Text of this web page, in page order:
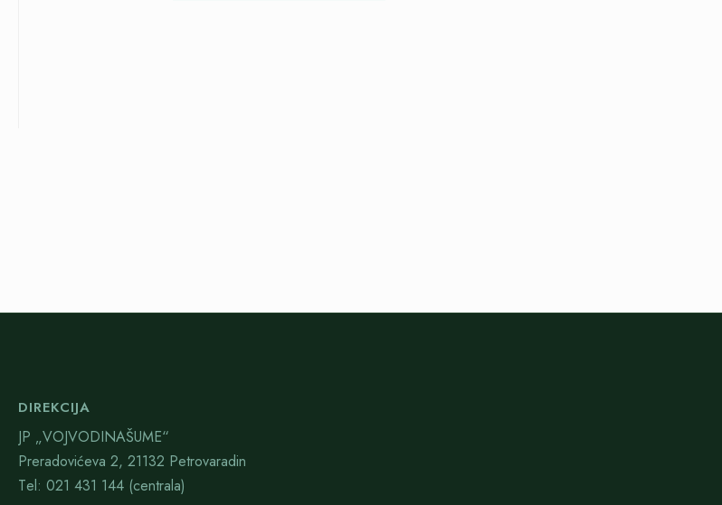
DIREKCIJA
JP „VOJVODINAŠUME“
Preradovićeva 2, 21132 Petrovaradin
Тel: 021 431 144 (centrala)